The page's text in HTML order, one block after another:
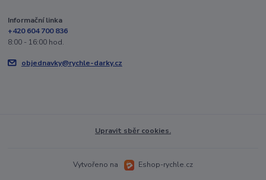
Informační linka
+420 604 700 836
8:00 - 16:00 hod.
objednavky@rychle-darky.cz
Upravit sběr cookies.
Vytvořeno na Eshop-rychle.cz